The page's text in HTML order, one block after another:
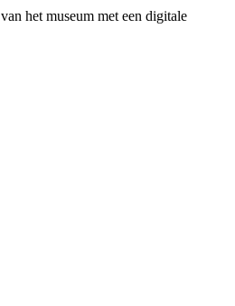
het museum met een digitale